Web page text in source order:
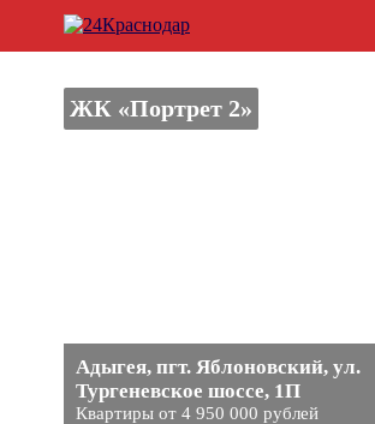
ЖК «Портрет 2»
Адыгея, пгт. Яблоновский, ул.
Тургеневское шоссе, 1П
Квартиры от 4 950 000 рублей